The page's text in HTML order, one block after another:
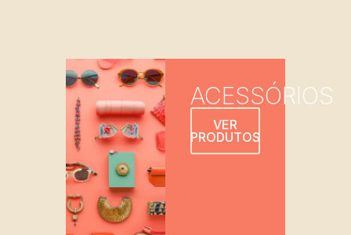
ACESSÓRIOS
VER
PRODUTOS